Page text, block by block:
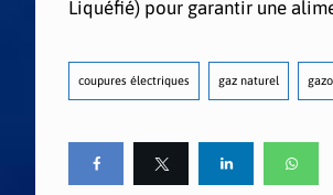
Liquéfié) pour garantir une
coupures électriques gaz naturel